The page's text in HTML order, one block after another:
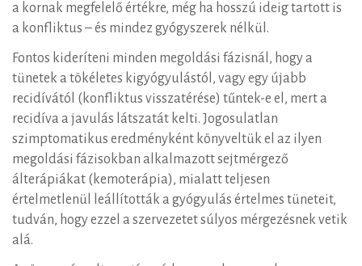
a kornak megfelelő értékre, még ha hosszú ideig tartott is
a konfliktus – és mindez gyógyszerek nélkül.
Fontos kideríteni minden megoldási fázisnál, hogy a
tünetek a tökéletes kigyógyulástól, vagy egy újabb
recidívától (konfliktus visszatérése) tűntek-e el, mert a
recidíva a javulás látszatát kelti. Jogosulatlan
szimptomatikus eredményként könyveltük el az ilyen
megoldási fázisokban alkalmazott sejtmérgező
álterápiákat (kemoterápia), mialatt teljesen
értelmetlenül leállították a gyógyulás értelmes tüneteit,
tudván, hogy ezzel a szervezetet súlyos mérgezésnek vetik
alá.